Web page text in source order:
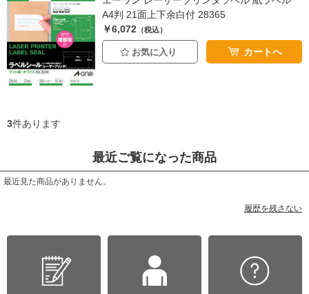
A4判 21面上下余白付 28365
￥6,072 （税込）
お気に入り カートへ
3件あります
最近ご覧になった商品
最近見た商品がありません。
履歴を残さない